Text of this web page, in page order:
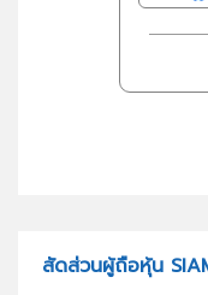
สัดส่วนผู้ถือหุ้น